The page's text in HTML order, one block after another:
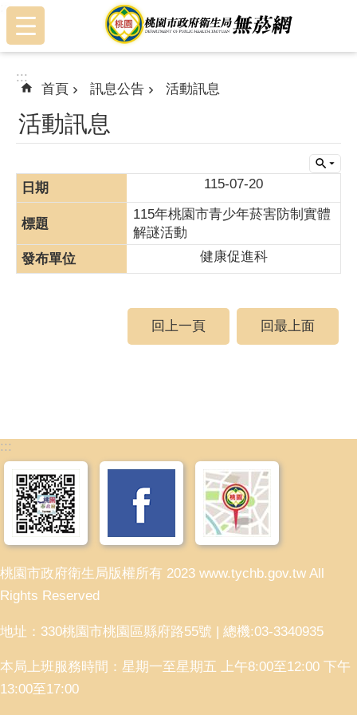
跳到主要內容區塊
:::
:::
首頁 訊息公告 活動訊息
活動訊息
115-07-20
115年桃園市青少年菸害防制實體
解謎活動
健康促進科
回上一頁 回最上面
:::
桃園市政府衛生局版權所有 2023 www.tychb.gov.tw All
Rights Reserved
地址：330桃園市桃園區縣府路55號 | 總機:03-3340935
本局上班服務時間：星期一至星期五 上午8:00至12:00 下午
13:00至17:00